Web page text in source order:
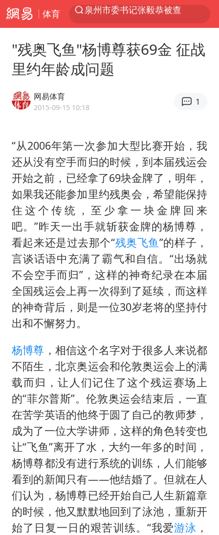
体育
台风白海豚已进入24小时警戒线
四川宜宾市高县4.9级地震致1人死亡
出口禁令驱动有色板块大涨
中巨芯：上半年归母净利润1405.77万元
秋天的第一杯奶茶到底有多火
38岁演员求职万岁山NPC成功
国乒男单横滨冠军赛全军覆没
美股存储板块集体大跌
胡彦斌获《歌手2026》歌王
东航：国内客票提前14天免费退改
胜宏科技：股票交易异常波动
"残奥飞鱼"杨博尊获69金 征战
里约年龄成问题
网易体育
2015-09-15 10:18
1
“从2006年第一次参加大型比赛开始，我
还从没有空手而归的时候，到本届残运会
开始之前，已经拿了69块金牌了，明年，
如果我还能参加里约残奥会，希望能保持
住这个传统，至少拿一块金牌回来
吧。”昨天一出手就斩获金牌的杨博尊，
看起来还是过去那个“残奥飞鱼”的样子，
言谈话语中充满了霸气和自信。“出场就
不会空手而归”，这样的神奇纪录在本届
全国残运会上再一次得到了延续，而这样
的神奇背后，则是一位30岁老将的坚持付
出和不懈努力。
杨博尊 ，相信这个名字对于很多人来说都
不陌生，北京奥运会和伦敦奥运会上的满
载而归，让人们记住了这个残运赛场上
的“菲尔普斯”。伦敦奥运会结束后，一直
在苦学英语的他终于圆了自己的教师梦，
成为了一位大学讲师，这样的角色转变也
让“飞鱼”离开了水，大约一年多的时间，
杨博尊都没有进行系统的训练，人们能够
看到的新闻只有——他结婚了。但就在人
们认为，杨博尊已经开始自己人生新篇章
的时候，他又默默地回到了泳池，重新开
始了日复一日的艰苦训练。“我爱游泳 ，